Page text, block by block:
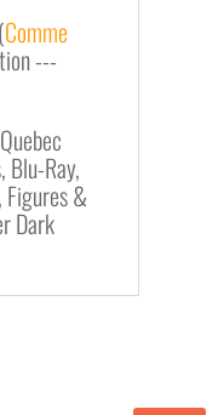
Comme
---
Blu-Ray,
Figures &
Dark